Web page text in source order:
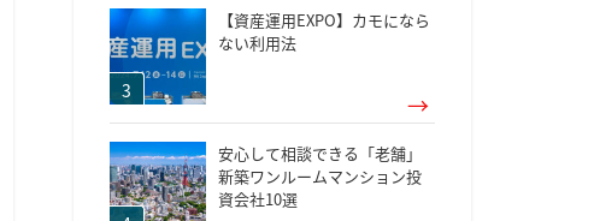
【資産運用EXPO】カモになら
ない利用法
安心して相談できる「老舗」
新築ワンルームマンション投
資会社10選